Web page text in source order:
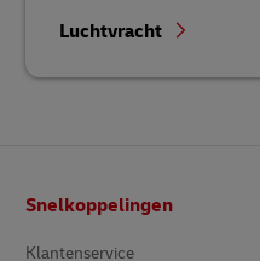
Luchtvracht
Snelkoppelingen
Klantenservice